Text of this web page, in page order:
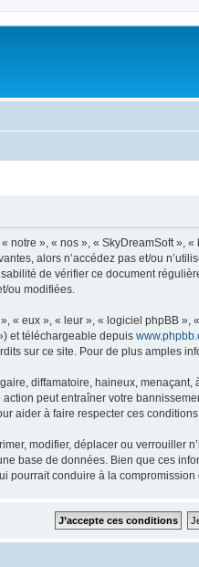
notre », « nos », « SkyDreamSoft
alors n’accédez pas et/ou
de vérifier ce document
ou modifiées.
« eux », « leur », « logiciel phpBB
et téléchargeable depuis
sur ce site. Pour de plus amples
diffamatoire, haineux,
peut entraîner votre
aider à faire respecter ces
modifier, déplacer ou verrouiller
base de données. Bien que ces
pourrait conduire à la compromission